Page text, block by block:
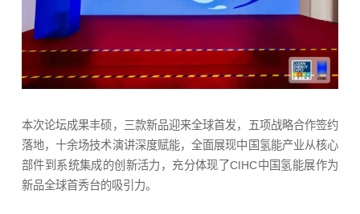
本次论坛成果丰硕，三款新品迎来全球首发，五项战略合作签约
落地，十余场技术演讲深度赋能，全面展现中国氢能产业从核心
部件到系统集成的创新活力，充分体现了CIHC中国氢能展作为
新品全球首秀台的吸引力。